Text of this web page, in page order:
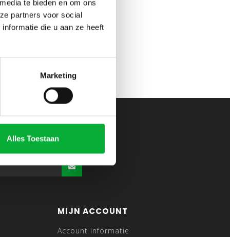
te bieden en om ons
partners voor social
die u aan ze heeft
Marketing
Alles Toestaan
MIJN ACCOUNT
Account informatie